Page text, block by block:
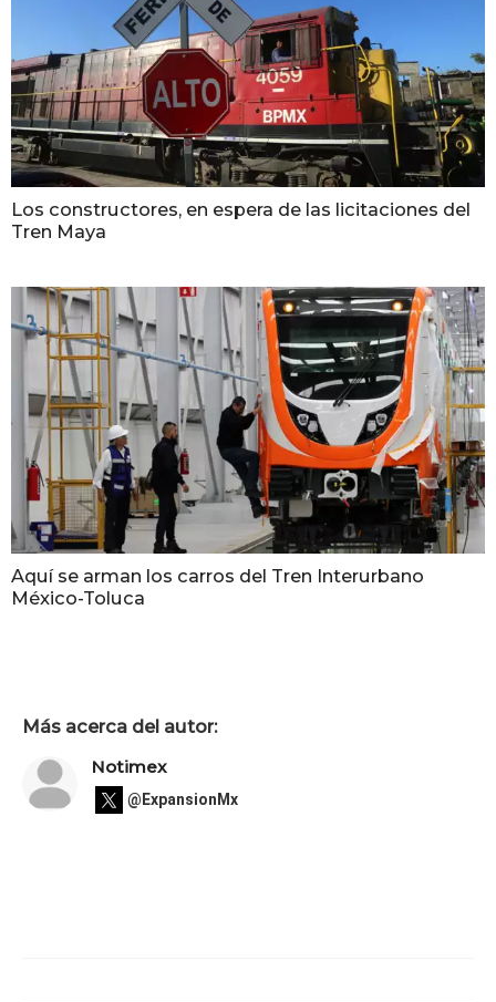
Los constructores, en espera de las licitaciones del
Tren Maya
Aquí se arman los carros del Tren Interurbano
México-Toluca
Más acerca del autor:
Notimex
@ExpansionMx